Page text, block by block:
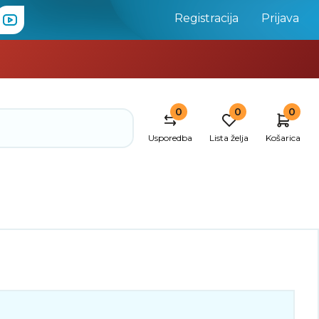
Registracija Prijava
0
Usporedba
0
Lista želja
0
Košarica